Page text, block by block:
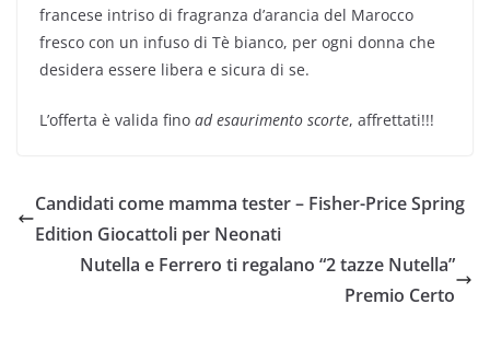
francese intriso di fragranza d’arancia del Marocco
fresco con un infuso di Tè bianco, per ogni donna che
desidera essere libera e sicura di se.
L’offerta è valida fino ad esaurimento scorte, affrettati!!!
Candidati come mamma tester – Fisher-Price Spring
Edition Giocattoli per Neonati
Nutella e Ferrero ti regalano “2 tazze Nutella”
Premio Certo